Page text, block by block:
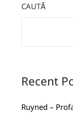
CAUTĂ
Recent
Ruyned –